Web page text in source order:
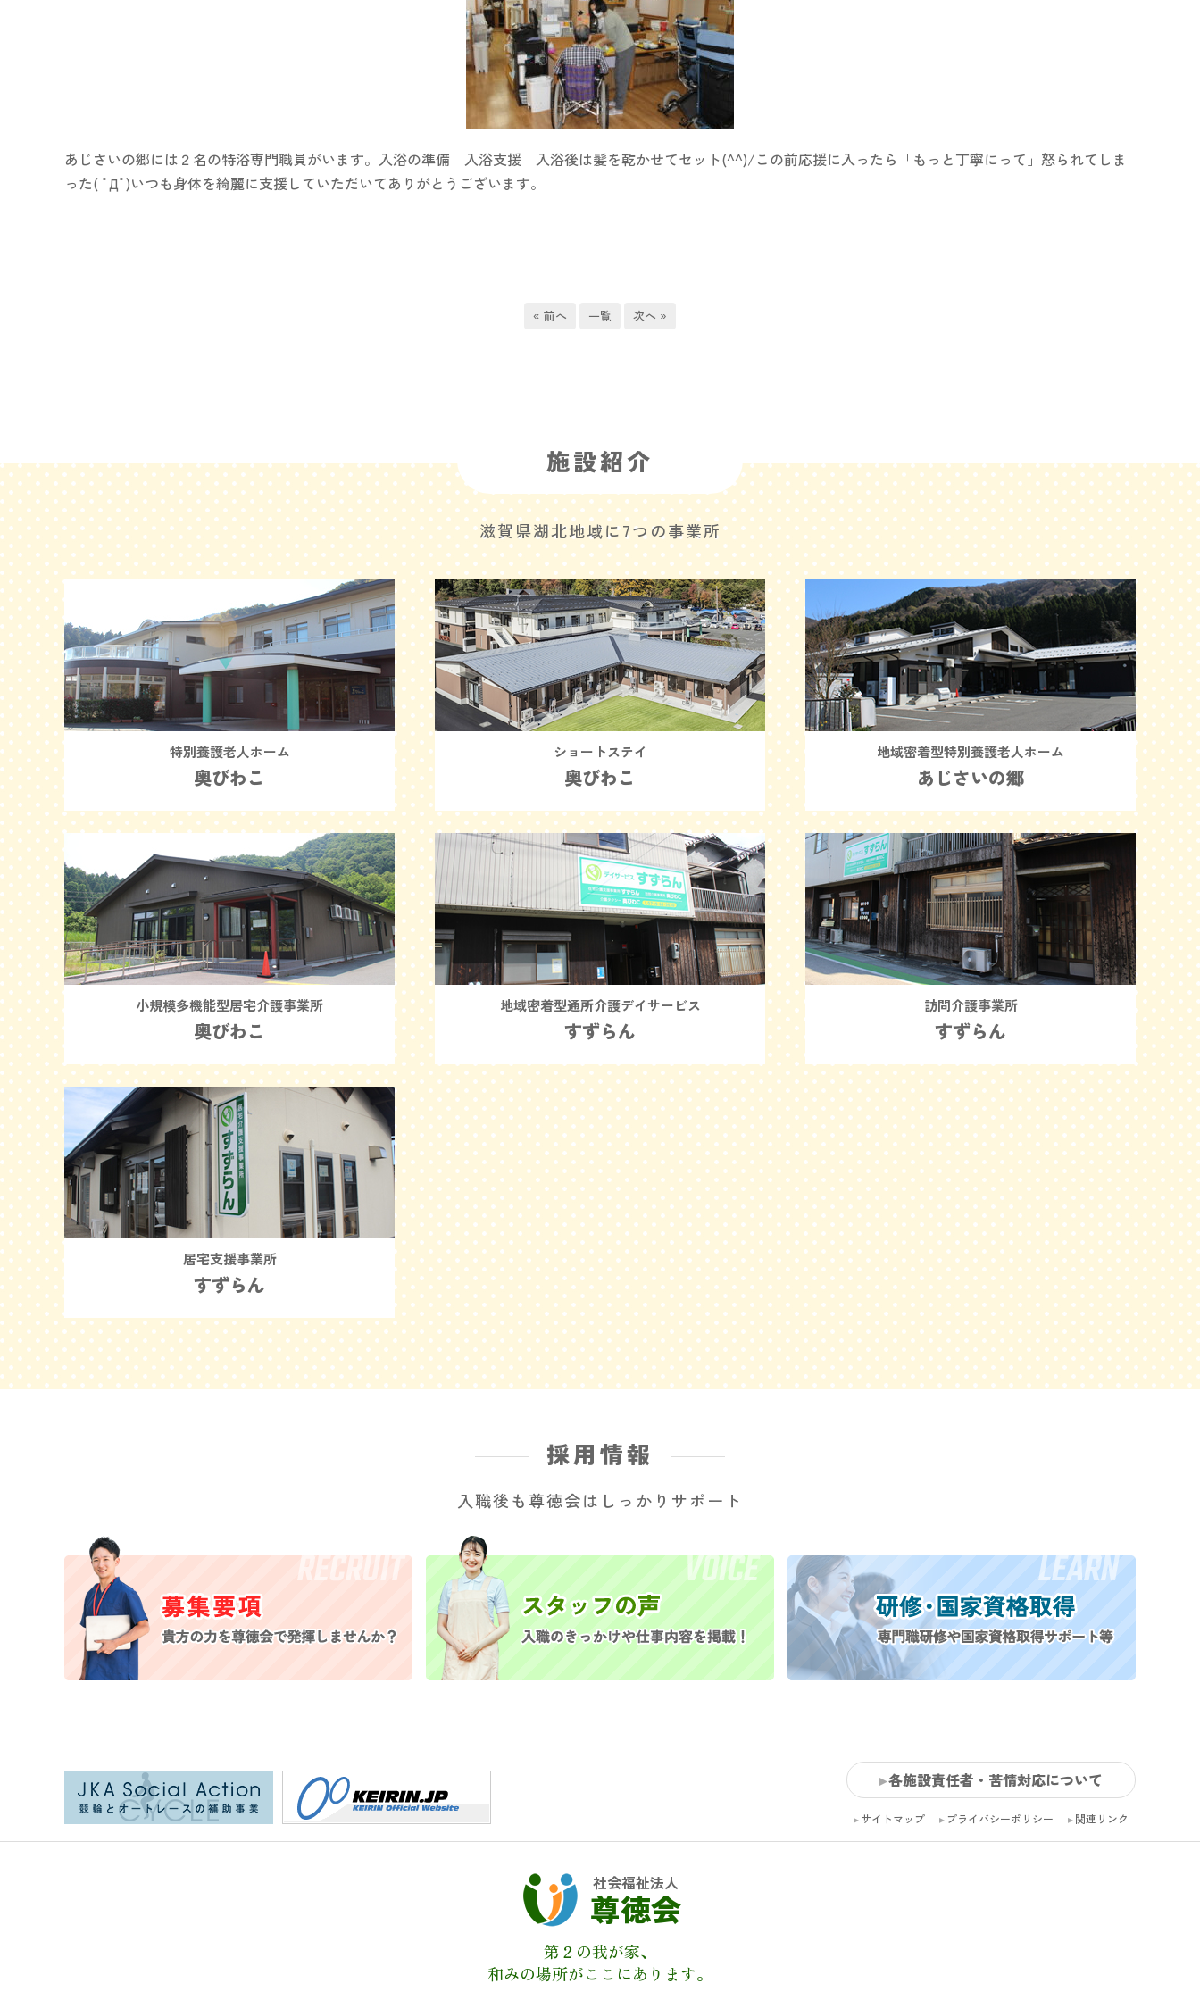
あじさいの郷には２名の特浴専門職員がいます。入浴の準備 入浴支援 入浴後は髪を乾かせてセット(^^)/この前応援に入ったら「もっと丁寧にって」怒られてしま
った( ﾟДﾟ)いつも身体を綺麗に支援していただいてありがとうございます。
« 前へ 一覧 次へ »
施設紹介
滋賀県湖北地域に7つの事業所
特別養護老人ホーム
奥びわこ
ショートステイ
奥びわこ
地域密着型特別養護老人ホーム
あじさいの郷
小規模多機能型居宅介護事業所
奥びわこ
地域密着型通所介護デイサービス
すずらん
訪問介護事業所
すずらん
居宅支援事業所
すずらん
採用情報
入職後も尊徳会はしっかりサポート
各施設責任者・苦情対応について
サイトマップ プライバシーポリシー 関連リンク
社会福祉法人
尊徳会
第２の我が家、
和みの場所がここにあります。